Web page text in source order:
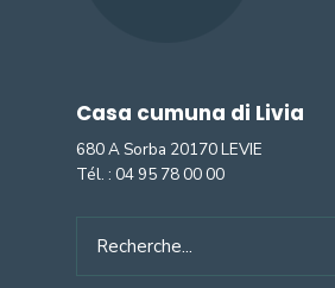
Casa cumuna di Livia
680 A Sorba 20170 LEVIE
Tél. : 04 95 78 00 00
for: